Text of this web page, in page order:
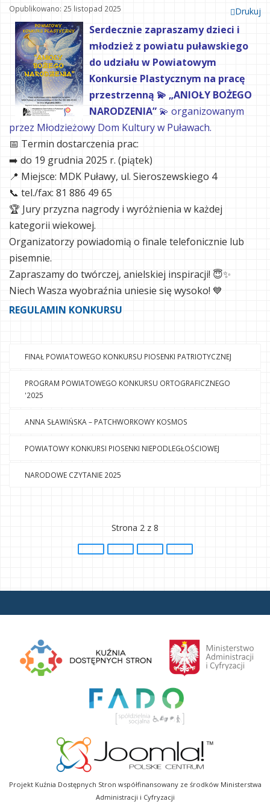
Drukuj
Opublikowano: 25 listopad 2025
Serdecznie zapraszamy dzieci i
młodzież z powiatu puławskiego
do udziału w Powiatowym
Konkursie Plastycznym na pracę
przestrzenną 💫 „ANIOŁY BOŻEGO
NARODZENIA” 💫 organizowanym
przez Młodzieżowy Dom Kultury w Puławach.
📅 Termin dostarczenia prac:
➡️ do 19 grudnia 2025 r. (piątek)
📍 Miejsce: MDK Puławy, ul. Sieroszewskiego 4
📞 tel./fax: 81 886 49 65
🏆 Jury przyzna nagrody i wyróżnienia w każdej
kategorii wiekowej.
Organizatorzy powiadomią o finale telefonicznie lub
pisemnie.
Zapraszamy do twórczej, anielskiej inspiracji! 😇✨
Niech Wasza wyobraźnia uniesie się wysoko! 💙
REGULAMIN KONKURSU
FINAŁ POWIATOWEGO KONKURSU PIOSENKI PATRIOTYCZNEJ
PROGRAM POWIATOWEGO KONKURSU ORTOGRAFICZNEGO
'2025
ANNA SŁAWIŃSKA – PATCHWORKOWY KOSMOS
POWIATOWY KONKURSI PIOSENKI NIEPODLEGŁOŚCIOWEJ
NARODOWE CZYTANIE 2025
Strona 2 z 8
Projekt Kuźnia Dostępnych Stron współfinansowany ze środków Ministerstwa
Administracji i Cyfryzacji